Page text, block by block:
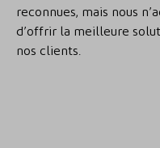
reconnues, mais nous
d’offrir la meilleure
nos clients.